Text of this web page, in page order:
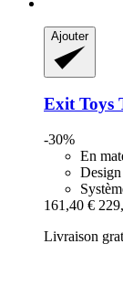
Ajouter
Exit Toys
-30%
En
161,40 €
Livraison